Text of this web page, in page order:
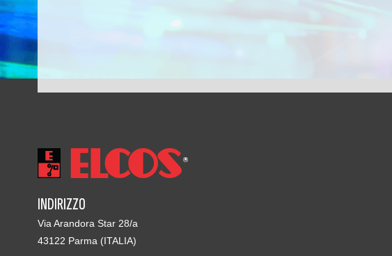
INDIRIZZO
Via Arandora Star 28/a
43122 Parma (ITALIA)